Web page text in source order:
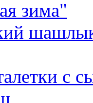
зима"
с